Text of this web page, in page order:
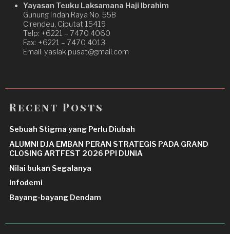
Yayasan Teuku Laksamana Haji Ibrahim
Gunung Indah Raya No. 55B
Cirendeu, Ciputat 15419
Telp: +6221 – 7470 4060
Fax: +6221 – 7470 4013
Email: yaslak.pusat@gmail.com
Recent Posts
Sebuah Stigma yang Perlu Diubah
ALUMNI DJA EMBAN PERAN STRATEGIS PADA GRAND
CLOSING ARTFEST 2026 PPI DUNIA
Nilai bukan Segalanya
Infodemi
Bayang-bayang Dendam